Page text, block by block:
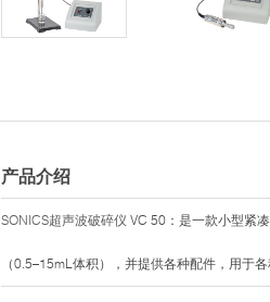
产品介绍
SONICS超声波破碎仪 VC 50：是一款小型紧
（0.5–15mL体积），并提供各种配件，用于各